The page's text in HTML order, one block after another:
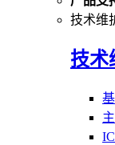
技术维
技术